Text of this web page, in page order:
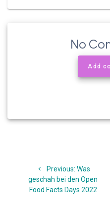
No
Add
Previous: Previous
post:
Was
geschah bei den Open
Food Facts Days 2022